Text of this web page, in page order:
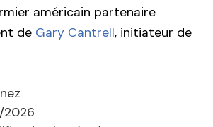
américain partenaire
de Gary Cantrell, initiateur de
2026